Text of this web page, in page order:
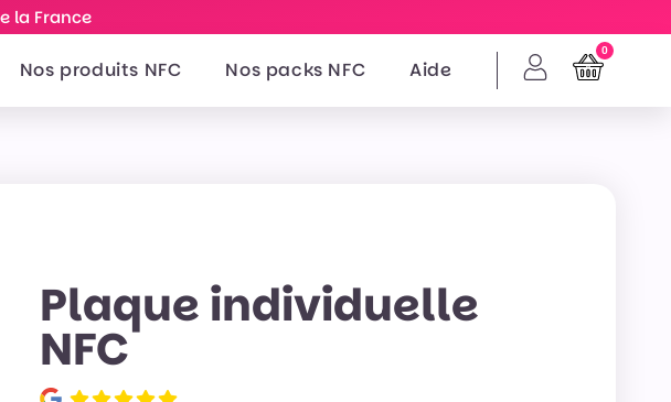
la France
Nos produits NFC Nos packs NFC Aide
0
Plaque individuelle
NFC